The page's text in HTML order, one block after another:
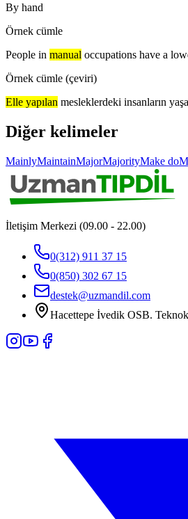
By hand
Örnek cümle
People in manual occupations have a
Örnek cümle (çeviri)
Elle yapılan mesleklerdeki insanların
Diğer kelimeler
MainlyMaintainMajorMajorityMake do
İletişim Merkezi (09.00 - 22.00)
0(312) 911 37 15
0(850) 302 67 15
destek@uzmandil.com
Hacettepe İvedik OSB.